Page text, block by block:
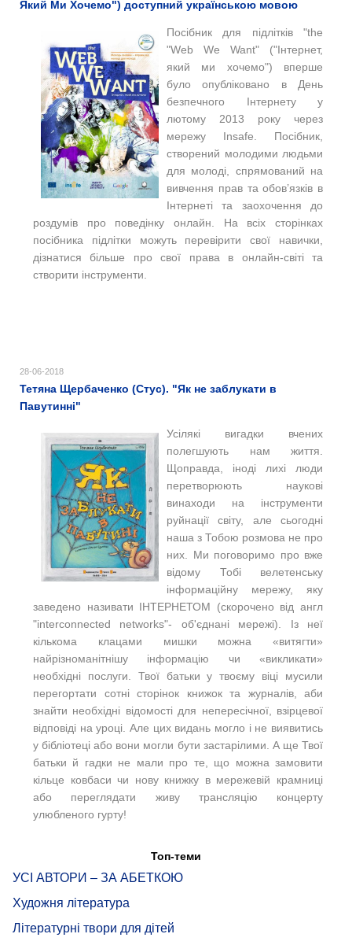
Який Ми Хочемо") доступний українською мовою
Посібник для підлітків "the
"Web We Want" ("Інтернет,
який ми хочемо") вперше
було опубліковано в День
безпечного Інтернету у
лютому 2013 року через
мережу Insafe. Посібник,
створений молодими людьми
для молоді, спрямований на
вивчення прав та обов’язків в
Інтернеті та заохочення до
роздумів про поведінку онлайн. На всіх сторінках
посібника підлітки можуть перевірити свої навички,
дізнатися більше про свої права в онлайн-світі та
створити інструменти.
28-06-2018
Тетяна Щербаченко (Стус). "Як не заблукати в
Павутинні"
Усілякі вигадки вчених
полегшують нам життя.
Щоправда, іноді лихі люди
перетворюють наукові
винаходи на інструменти
руйнації світу, але сьогодні
наша з Тобою розмова не про
них. Ми поговоримо про вже
відому Тобі велетенську
інформаційну мережу, яку
заведено називати ІНТЕРНЕТОМ (скорочено від англ
"interconnected networks"- об'єднані мережі). Із неї
кількома клацами мишки можна «витягти»
найрізноманітнішу інформацію чи «викликати»
необхідні послуги. Твої батьки у твоєму віці мусили
перегортати сотні сторінок книжок та журналів, аби
знайти необхідні відомості для непересічної, взірцевої
відповіді на уроці. Але цих видань могло і не виявитись
у бібліотеці або вони могли бути застарілими. А ще Твої
батьки й гадки не мали про те, що можна замовити
кільце ковбаси чи нову книжку в мережевій крамниці
або переглядати живу трансляцію концерту
улюбленого гурту!
Топ-теми
УСІ АВТОРИ – ЗА АБЕТКОЮ
Художня література
Літературні твори для дітей